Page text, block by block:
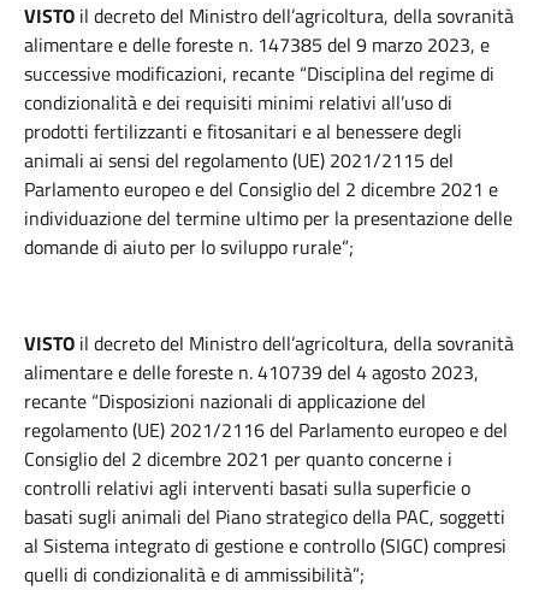
VISTO il decreto del Ministro dell’agricoltura, della sovranità
alimentare e delle foreste n. 147385 del 9 marzo 2023, e
successive modificazioni, recante “Disciplina del regime di
condizionalità e dei requisiti minimi relativi all’uso di
prodotti fertilizzanti e fitosanitari e al benessere degli
animali ai sensi del regolamento (UE) 2021/2115 del
Parlamento europeo e del Consiglio del 2 dicembre 2021 e
individuazione del termine ultimo per la presentazione delle
domande di aiuto per lo sviluppo rurale”;
VISTO il decreto del Ministro dell’agricoltura, della sovranità
alimentare e delle foreste n. 410739 del 4 agosto 2023,
recante “Disposizioni nazionali di applicazione del
regolamento (UE) 2021/2116 del Parlamento europeo e del
Consiglio del 2 dicembre 2021 per quanto concerne i
controlli relativi agli interventi basati sulla superficie o
basati sugli animali del Piano strategico della PAC, soggetti
al Sistema integrato di gestione e controllo (SIGC) compresi
quelli di condizionalità e di ammissibilità”;